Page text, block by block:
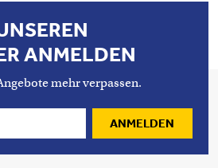
ANMELDEN
mehr verpassen.
ANMELDEN